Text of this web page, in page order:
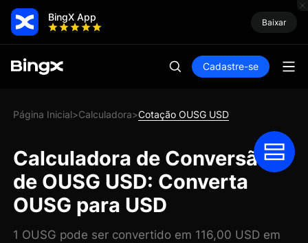
BingX App Baixar
Cadastre-se
Página Inicial>Calculadora>Cotação OUSG USD
Calculadora de Conversão
de OUSG USD: Converta
OUSG para USD
1 OUSG pode ser convertido em 116,00 USD em